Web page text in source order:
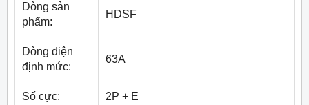
Dòng sản
phẩm:
HDSF
Dòng điện
định mức:
63A
Số cực: 2P + E